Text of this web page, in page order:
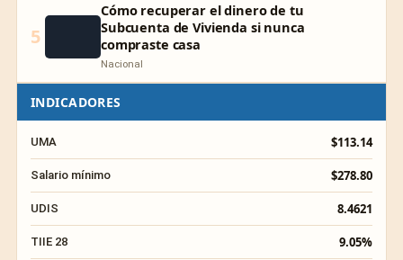
5
Cómo recuperar el dinero de tu
Subcuenta de Vivienda si nunca
compraste casa
Nacional
INDICADORES
UMA $113.14
Salario mínimo $278.80
UDIS 8.4621
TIIE 28 9.05%